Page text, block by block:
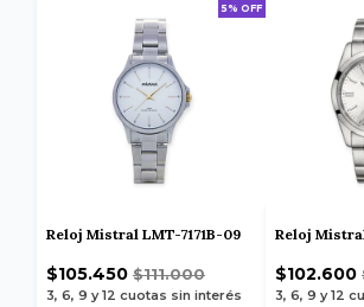
5% OFF
Reloj Mistral LMT-7171B-09
$105.450 $111.000
3, 6, 9 y 12 cuotas sin interés
Reloj
$102.600
3, 6, 9 y 12